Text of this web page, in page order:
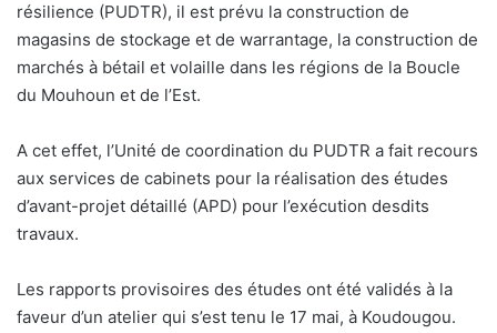
résilience (PUDTR), il est prévu la construction de
magasins de stockage et de warrantage, la construction de
marchés à bétail et volaille dans les régions de la Boucle
du Mouhoun et de l’Est.
A cet effet, l’Unité de coordination du PUDTR a fait recours
aux services de cabinets pour la réalisation des études
d’avant-projet détaillé (APD) pour l’exécution desdits
travaux.
Les rapports provisoires des études ont été validés à la
faveur d’un atelier qui s’est tenu le 17 mai, à Koudougou.